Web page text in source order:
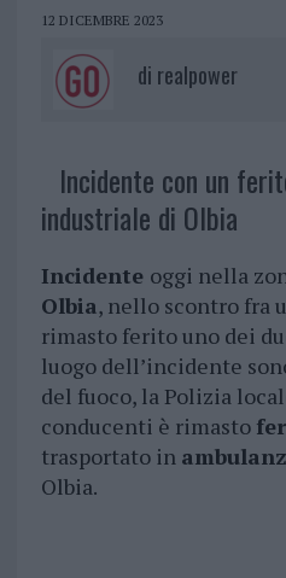
12 DICEMBRE 2023
di realpower
Incidente con un
industriale di Olbia
Incidente oggi nella
Olbia, nello scontro fra
rimasto ferito uno dei
luogo dell’incidente
del fuoco, la Polizia
conducenti è rimasto
trasportato in
Olbia.